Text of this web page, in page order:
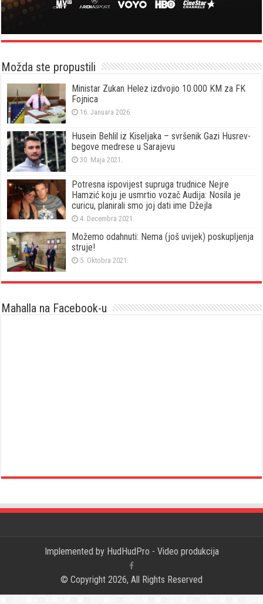
Možda ste propustili
Ministar Zukan Helez izdvojio 10.000 KM za FK
Fojnica
16. Januara 2026.
Husein Behlil iz Kiseljaka – svršenik Gazi Husrev-
begove medrese u Sarajevu
30. Maja 2021.
Potresna ispovijest supruga trudnice Nejre
Hamzić koju je usmrtio vozač Audija: Nosila je
curicu, planirali smo joj dati ime Džejla
4. Decembra 2021.
Možemo odahnuti: Nema (još uvijek) poskupljenja
struje!
5. Oktobra 2021.
Mahalla na Facebook-u
Implemented by HudHudPro - Video produkcija
© Copyright 2026, All Rights Reserved